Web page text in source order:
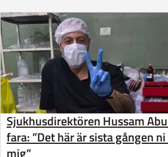
Sjukhusdirektören Hussam
fara: ”Det här är sista gången
mig”